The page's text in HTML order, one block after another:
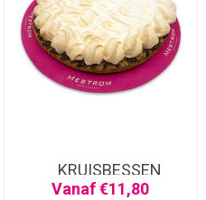
KRUISBESSEN
SCHUIM
Vanaf €11,80